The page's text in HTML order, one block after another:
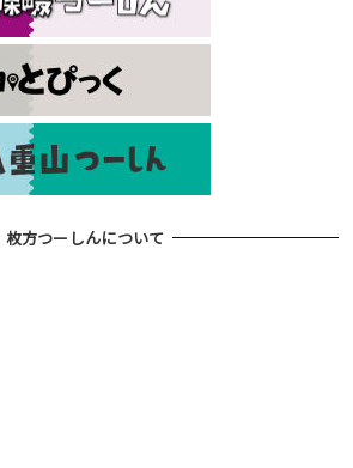
枚方つーしんについて